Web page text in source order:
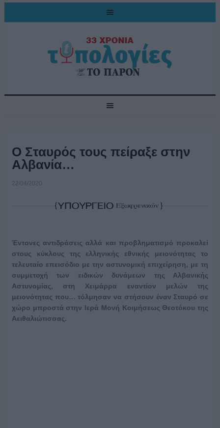
Ο Σταυρός τους πείραξε στην
Αλβανία…
22/04/2020
Έντονες αντιδράσεις αλλά και προβληματισμό προκαλεί
στους κύκλους της ελληνικής εθνικής μειονότητας το
τελευταίο επεισόδιο με την αστυνομική επιχείρηση, με τη
συμμετοχή των ειδικών δυνάμεων της Αλβανικής
Αστυνομίας, στη Χειμάρρα εναντίον μελών της
μειονότητας που… τόλμησαν να στήσουν έναν Σταυρό σε
χώρο μπροστά στην Ιερά Μονή Κοιμήσεως Θεοτόκου της
Αειθαλιώτισσας.